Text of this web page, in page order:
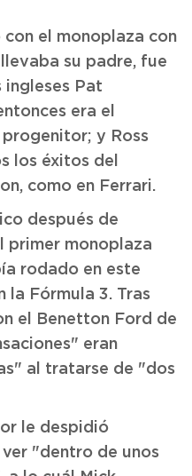
con el monoplaza con
su padre, fue
ingleses Pat
era el
y Ross
los éxitos del
como en Ferrari.
después de
primer monoplaza
rodado en este
la Fórmula 3. Tras
el Benetton Ford de
eran
al tratarse de "dos
le despidió
"dentro de unos